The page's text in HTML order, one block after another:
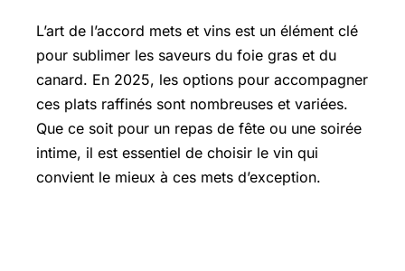
L’art de l’accord mets et vins est un élément clé
pour sublimer les saveurs du foie gras et du
canard. En 2025, les options pour accompagner
ces plats raffinés sont nombreuses et variées.
Que ce soit pour un repas de fête ou une soirée
intime, il est essentiel de choisir le vin qui
convient le mieux à ces mets d’exception.